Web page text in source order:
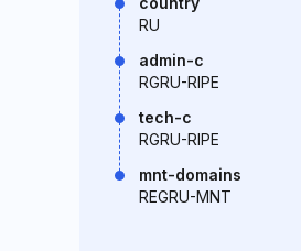
RU
admin-c
RGRU-RIPE
tech-c
RGRU-RIPE
mnt-domains
REGRU-MNT